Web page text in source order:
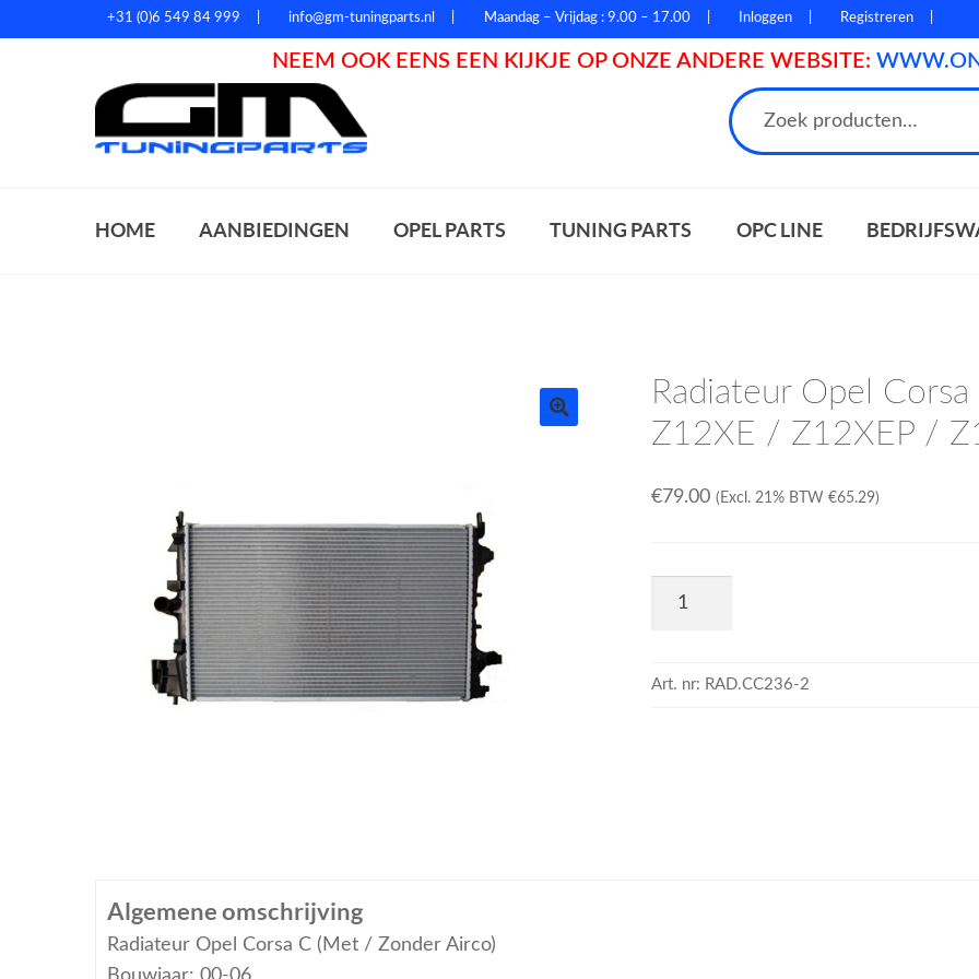
+31 (0)6 549 84 999 info@gm-tuningparts.nl Maandag – Vrijdag : 9.00 – 17.00 Inloggen Registreren
NEEM OOK EENS EEN KIJKJE OP ONZE ANDERE WEBSITE:
HOME AANBIEDINGEN OPEL PARTS TUNING PARTS OPC LINE
Radiateur Opel
Z12XE / Z12XEP /
€79.00 (Excl. 21% BTW €65.29)
Art. nr: RAD.CC236-2
Algemene omschrijving
Radiateur Opel Corsa C (Met / Zonder Airco)